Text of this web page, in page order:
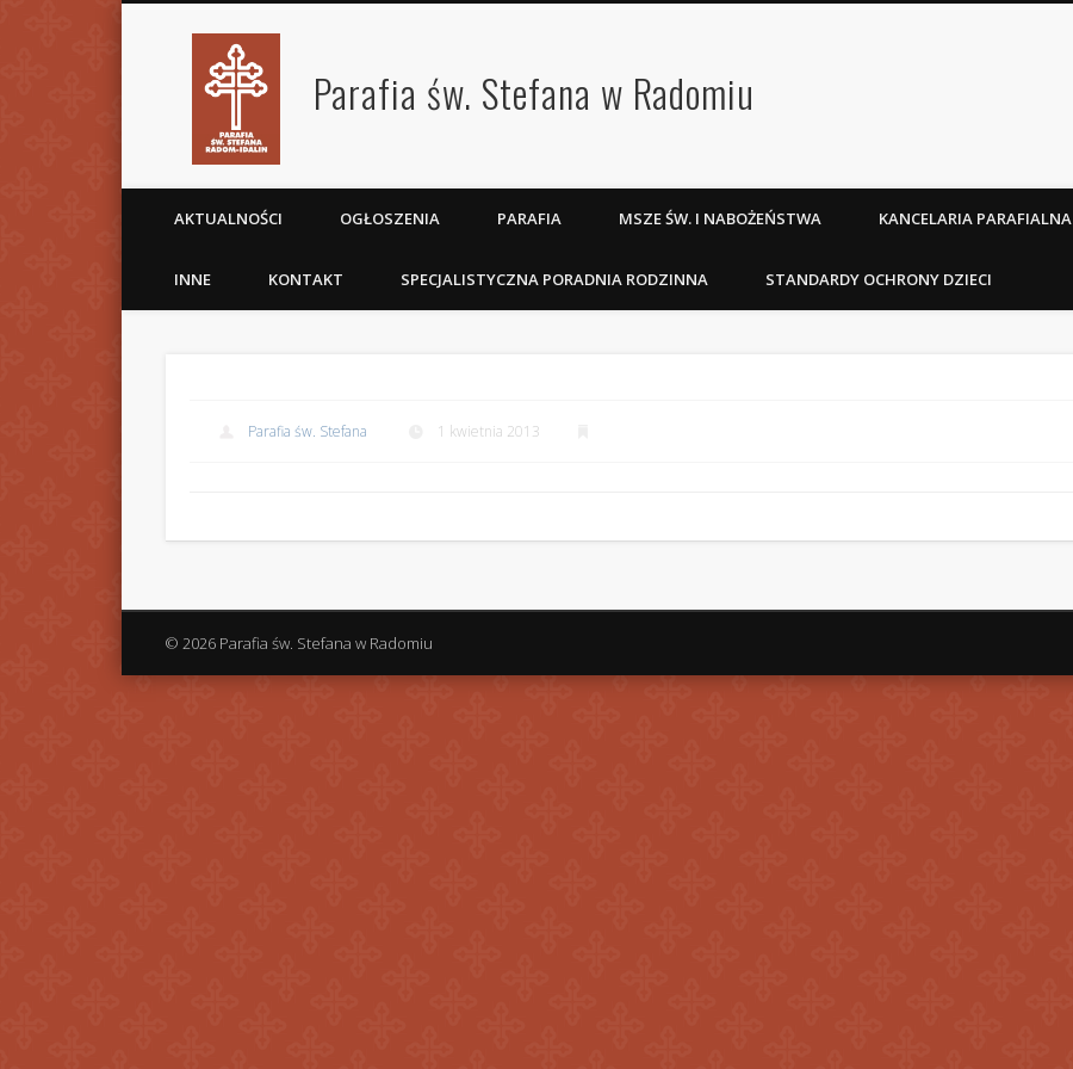
Parafia św. Stefana w Radomiu
AKTUALNOŚCI OGŁOSZENIA PARAFIA MSZE ŚW. I NABOŻEŃSTWA KANCELARIA PARAFIALNA
INNE KONTAKT SPECJALISTYCZNA PORADNIA RODZINNA STANDARDY OCHRONY DZIECI
Parafia św. Stefana 1 kwietnia 2013
© 2026 Parafia św. Stefana w Radomiu